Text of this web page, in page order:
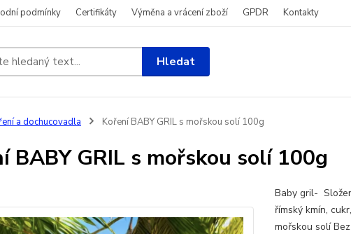
podmínky Certifikáty Výměna a vrácení zboží GPDR Kontakty
Hledat
a dochucovadla Koření BABY GRIL s mořskou solí 100g
BABY GRIL s mořskou solí 100g
Baby gril-
římský kmín,
mořskou solí